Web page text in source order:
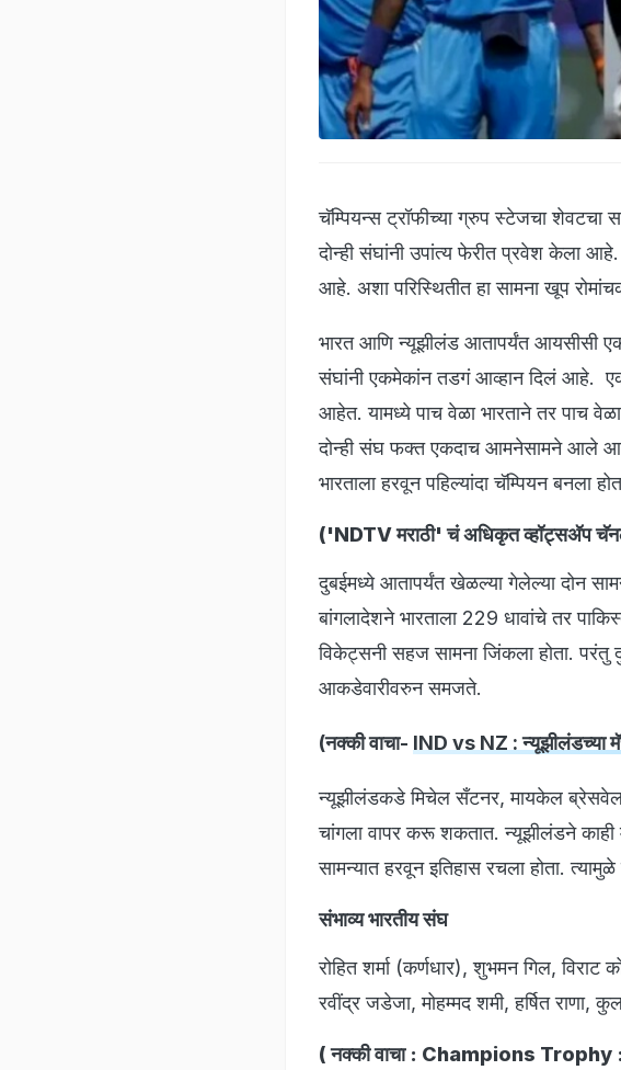
चॅम्पियन्स ट्रॉफीच्या ग्रुप स्टेजचा शेवटचा
दोन्ही संघांनी उपांत्य फेरीत प्रवेश केला
आहे. अशा परिस्थितीत हा सामना खूप
भारत आणि न्यूझीलंड आतापर्यंत आयसीसी
संघांनी एकमेकांन तडगं आव्हान दिलं आहे.
आहेत. यामध्ये पाच वेळा भारताने तर पाच
दोन्ही संघ फक्त एकदाच आमनेसामने आले
भारताला हरवून पहिल्यांदा चॅम्पियन बनला
('NDTV मराठी' चं अधिकृत व्हॉट्सअ‍ॅप
दुबईमध्ये आतापर्यंत खेळल्या गेलेल्या दोन
बांगलादेशने भारताला 229 धावांचे तर
विकेट्सनी सहज सामना जिंकला होता.
आकडेवारीवरुन समजते.
(नक्की वाचा- IND vs NZ : न्यूझीलंडच्या
न्यूझीलंडकडे मिचेल सँटनर, मायकेल
चांगला वापर करू शकतात. न्यूझीलंडने काही
सामन्यात हरवून इतिहास रचला होता.
संभाव्य भारतीय संघ
रोहित शर्मा (कर्णधार), शुभमन गिल,
रवींद्र जडेजा, मोहम्मद शमी, हर्षित राणा,
( नक्की वाचा : Champions Trophy :